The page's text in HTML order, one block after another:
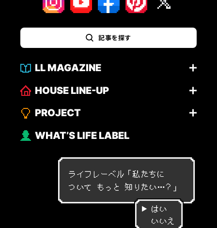
記事を探す
LL MAGAZINE
HOUSE LINE-UP
PROJECT
WHAT’S LIFE LABEL
ライフレーベル「私 たちに
つ いて も っ と 知 り た い…？ 」
はい
いいえ